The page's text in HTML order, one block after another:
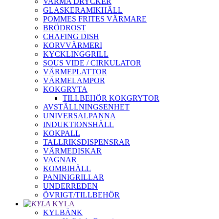
GLASKERAMIKHÄLL
POMMES FRITES VÄRMARE
BRÖDROST
CHAFING DISH
KORVVÄRMERI
KYCKLINGGRILL
SOUS VIDE / CIRKULATOR
VÄRMEPLATTOR
VÄRMELAMPOR
KOKGRYTA
TILLBEHÖR KOKGRYTOR
AVSTÄLLNINGSENHET
UNIVERSALPANNA
INDUKTIONSHÄLL
KOKPALL
TALLRIKSDISPENSRAR
VÄRMEDISKAR
VAGNAR
KOMBIHÄLL
PANINIGRILLAR
UNDERREDEN
ÖVRIGT/TILLBEHÖR
KYLA
KYLBÄNK